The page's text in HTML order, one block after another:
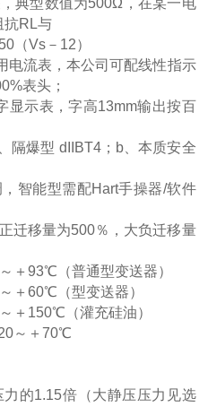
典型数值为500Ω，在某一电
抗RL与
（Vs－12）
电流表，本公司可配线性指示
表头；
，字高13mm输出按百
隔爆型 dIIBT4；b、本质安全
智能型需配Hart手操器/软件
迁移量为500％，大负迁移量
＋93℃（普通型变送器）
型变送器）
（灌充硅油）
＋70℃
的1.15倍（大静压压力见选